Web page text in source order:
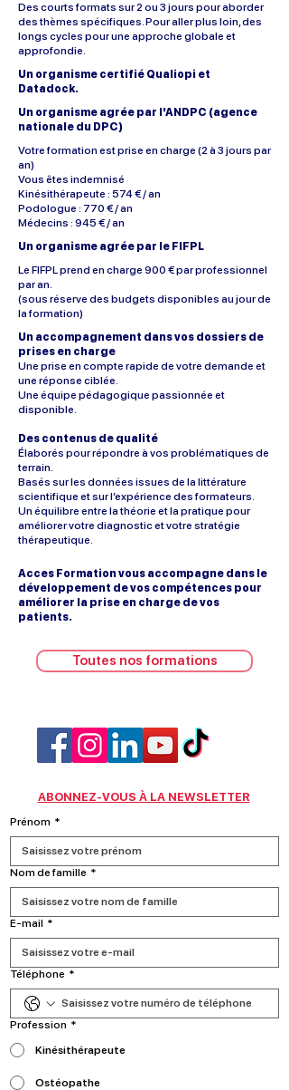
Des courts formats sur 2 ou 3 jours pour aborder
des thèmes spécifiques. Pour aller plus loin, des
longs cycles pour une approche globale et
approfondie.
Un organisme certifié Qualiopi et
Datadock.
Un organisme agrée par l'ANDPC (agence
nationale du DPC)
Votre formation est prise en charge (2 à 3 jours par
an)
Vous êtes indemnisé
Kinésithérapeute : 574 € / an
Podologue : 770 € / an
Médecins : 945 € / an
​​​Un organisme agrée par le FIFPL
Le FIFPL prend en charge 900 € par professionnel
par an.
(sous réserve des budgets disponibles au jour de
la formation)
Un accompagnement dans vos dossiers de
prises en charge
Une prise en compte rapide de votre demande et
une réponse ciblée.
Une équipe pédagogique passionnée et
disponible.
Des contenus de qualité
Élaborés pour répondre à vos problématiques de
terrain.
Basés sur les données issues de la littérature
scientifique et sur l’expérience des formateurs.
Un équilibre entre la théorie et la pratique pour
améliorer votre diagnostic et votre stratégie
thérapeutique.
Acces Formation vous accompagne dans le
développement de vos compétences pour
améliorer la prise en charge de vos
patients.
Toutes nos formations
ABONNEZ-VOUS À LA NEWSLETTER
Prénom *
Nom de famille *
E‑mail *
Téléphone *
Profession *
Kinésithérapeute
Ostéopathe